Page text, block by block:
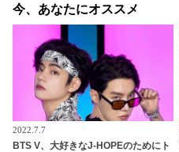
今、あなたにオススメ
2022.7.7
BTS V、大好きなJ-HOPEのためにト